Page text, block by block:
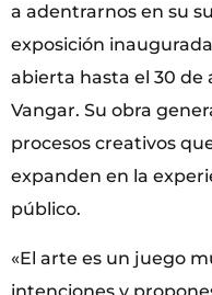
a adentrarnos en su
exposición
abierta hasta el 30 de
Vangar. Su obra
procesos creativos
expanden en la
público.
«El arte es un juego